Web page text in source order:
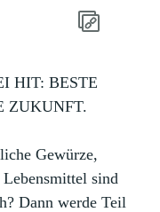
HIT: BESTE
ZUKUNFT.
Gewürze,
sind
Dann werde Teil